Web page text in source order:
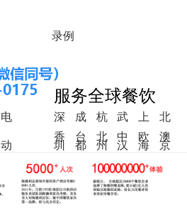
录例
电
动
服务全球餐饮
深
圳
成
都
杭
州
武
汉
上
海
北
京
香
港
台 北
美
中
东
欧
洲
澳
洲